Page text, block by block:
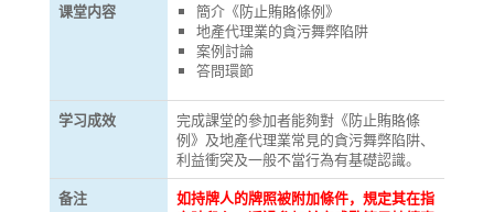
课堂内容
簡介《防止賄賂條例》
地產代理業的貪污舞弊陷阱
案例討論
答問環節
学习成效
完成課堂的參加者能夠對《防止賄賂條
例》及地產代理業常見的貪污舞弊陷阱、
利益衝突及一般不當行為有基礎認識。
备注
如持牌人的牌照被附加條件，規定其在指